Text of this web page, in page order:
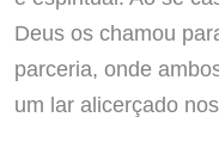
Deus os chamou
parceria, onde
um lar alicerçado